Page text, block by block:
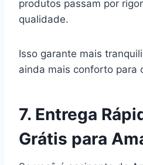
produtos passam por
qualidade.
Isso garante mais
ainda mais conforto para
7. Entrega
Grátis para